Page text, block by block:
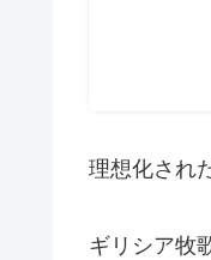
理想化され
ギリシア牧